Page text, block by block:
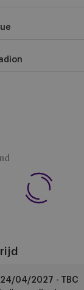
24/04/2027 - TBC